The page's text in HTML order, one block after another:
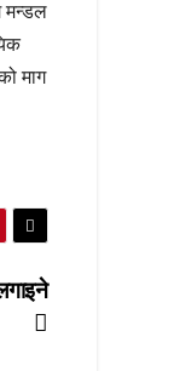
मन्डल
माग